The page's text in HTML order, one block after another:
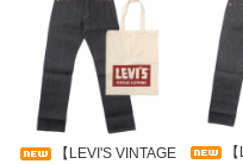
【LEVI'S VINTAGE